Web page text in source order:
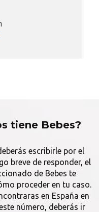
tiene Bebes?
escribirle por el
breve de responder, el
de Bebes te
proceder en tu caso.
en España en
número, deberás ir